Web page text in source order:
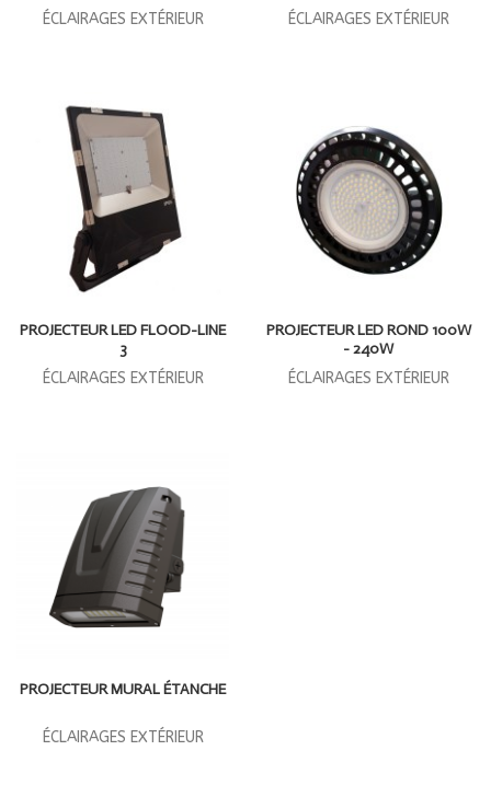
ÉCLAIRAGES EXTÉRIEUR
ÉCLAIRAGES EXTÉRIEUR
PROJECTEUR LED FLOOD-LINE
3
ÉCLAIRAGES EXTÉRIEUR
PROJECTEUR LED ROND 100W
- 240W
ÉCLAIRAGES EXTÉRIEUR
PROJECTEUR MURAL ÉTANCHE
ÉCLAIRAGES EXTÉRIEUR